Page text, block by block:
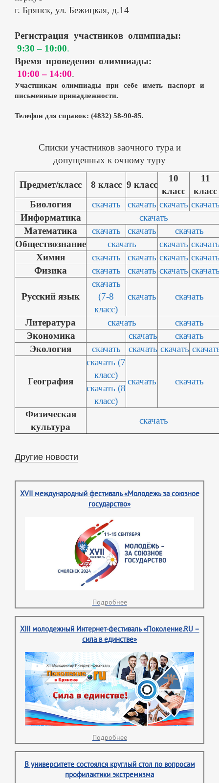
г. Брянск, ул. Бежицкая, д.14
Регистрация участников олимпиады:
9:30 – 10:00.
Время проведения олимпиады:
10:00 – 14:00.
Участникам олимпиады при себе иметь паспорт и
письменные принадлежности.
Телефон для справок: (4832) 58-90-85.
Списки участников заочного тура и
допущенных к очному туру
Предмет/класс 8 класс 9 класс
10
класс
11
класс
Биология
скачать скачать скачать
Информатика
скачать
Математика
скачать скачать
скачать
Обществознание
скачать скачать
Химия
скачать скачать скачать
Физика
скачать скачать скачать
Русский язык
скачать
(7-8
класс)
скачать скачать
Литература скачать
скачать
Экономика
скачать
скачать
Экология
скачать скачать скачать
География
скачать (7
класс)
скачать скачать
скачать (8
класс)
Физическая
культура
скачать
Другие новости
XVII международный фестиваль «Молодежь за союзное
государство»
Подробнее
XIII молодежный Интернет-фестиваль «Поколение.RU –
сила в единстве»
Подробнее
В университете состоялся круглый стол по вопросам
профилактики экстремизма